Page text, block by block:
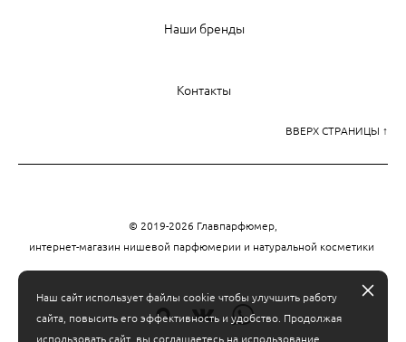
Наши бренды
Контакты
ВВЕРХ СТРАНИЦЫ ↑
© 2019-2026 Главпарфюмер,
интернет-магазин нишевой парфюмерии и натуральной косметики
Наш сайт использует файлы cookie чтобы улучшить работу
сайта, повысить его эффективность и удобство. Продолжая
использовать сайт, вы соглашаетесь на использование